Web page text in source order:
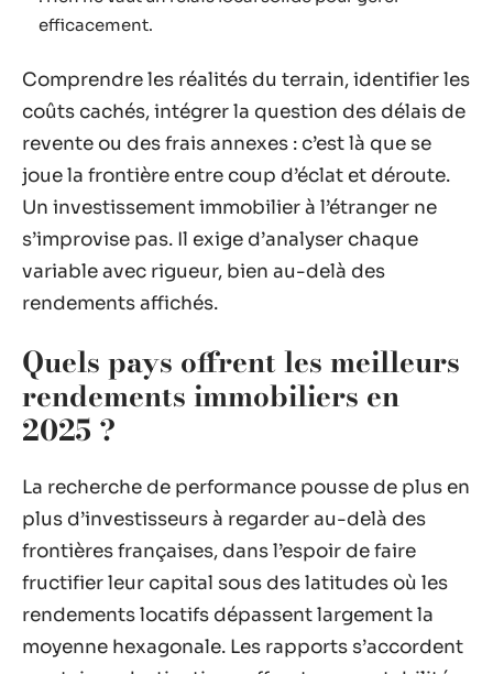
efficacement.
Comprendre les réalités du terrain, identifier les
coûts cachés, intégrer la question des délais de
revente ou des frais annexes : c’est là que se
joue la frontière entre coup d’éclat et déroute.
Un investissement immobilier à l’étranger ne
s’improvise pas. Il exige d’analyser chaque
variable avec rigueur, bien au-delà des
rendements affichés.
Quels pays offrent les meilleurs
rendements immobiliers en
2025 ?
La recherche de performance pousse de plus en
plus d’investisseurs à regarder au-delà des
frontières françaises, dans l’espoir de faire
fructifier leur capital sous des latitudes où les
rendements locatifs dépassent largement la
moyenne hexagonale. Les rapports s’accordent